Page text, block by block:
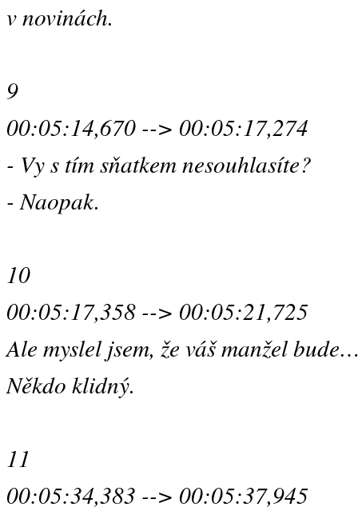
v novinách.
9
00:05:14,670 --> 00:05:17,274
- Vy s tím sňatkem nesouhlasíte?
- Naopak.
10
00:05:17,358 --> 00:05:21,725
Ale myslel jsem, že váš manžel
Někdo klidný.
11
00:05:34,383 --> 00:05:37,945